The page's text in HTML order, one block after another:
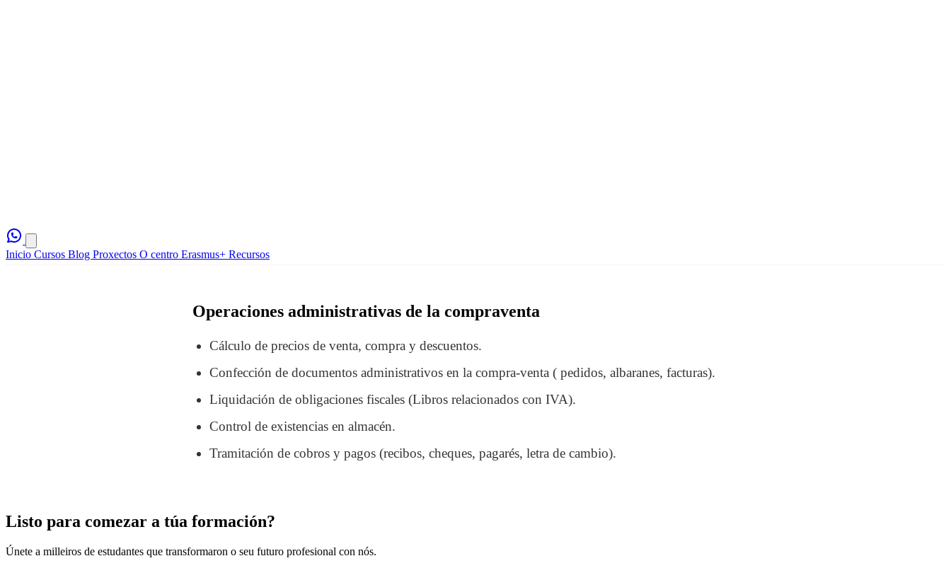
Inicio Cursos Blog Proxectos O centro Erasmus+ Recursos
Operaciones administrativas de la compraventa
Cálculo de precios de venta, compra y descuentos.
Confección de documentos administrativos en la compra-venta ( pedidos, albaranes, facturas).
Liquidación de obligaciones fiscales (Libros relacionados con IVA).
Control de existencias en almacén.
Tramitación de cobros y pagos (recibos, cheques, pagarés, letra de cambio).
Listo para comezar a túa formación?
Únete a milleiros de estudantes que transformaron o seu futuro profesional con nós.